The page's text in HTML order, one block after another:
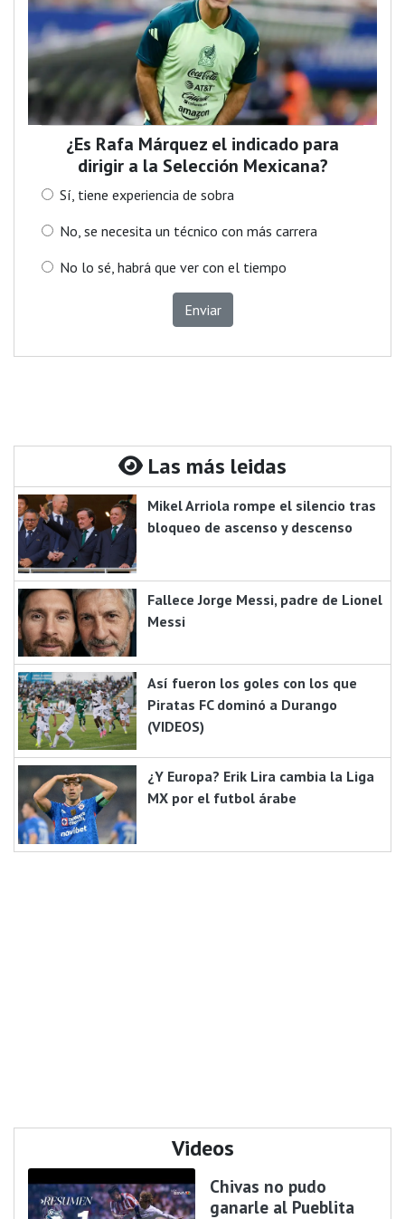
¿Es Rafa Márquez el indicado para
dirigir a la Selección Mexicana?
Sí, tiene experiencia de sobra
No, se necesita un técnico con más carrera
No lo sé, habrá que ver con el tiempo
Enviar
Las más leidas
Mikel Arriola rompe el silencio tras
bloqueo de ascenso y descenso
Fallece Jorge Messi, padre de Lionel
Messi
Así fueron los goles con los que
Piratas FC dominó a Durango
(VIDEOS)
¿Y Europa? Erik Lira cambia la Liga
MX por el futbol árabe
Videos
Chivas no pudo
ganarle al Pueblita